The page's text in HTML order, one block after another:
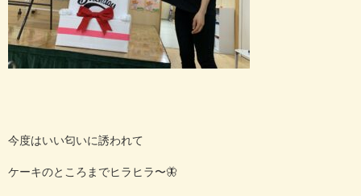
今度はいい匂いに誘われて
ケーキのところまでヒラヒラ〜🦋